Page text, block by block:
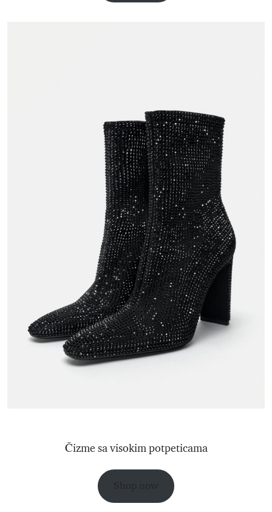
Čizme sa visokim potpeticama
Shop now